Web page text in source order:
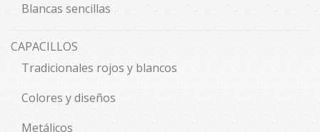
Blancas sencillas
CAPACILLOS
Tradicionales rojos y blancos
Colores y diseños
Metálicos